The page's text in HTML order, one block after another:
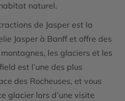
naturel.
de Jasper est la
Jasper à Banff et offre des
les glaciers et les
est l’une des plus
des Rocheuses, et vous
glacier lors d’une visite